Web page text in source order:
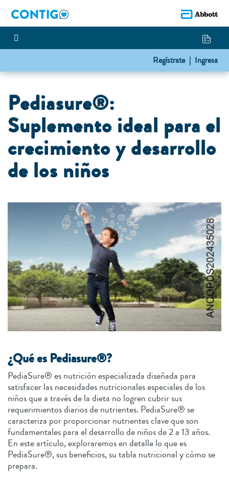
Regístrate | Ingresa
Pediasure®:
Suplemento ideal para el
crecimiento y desarrollo
de los niños
¿Qué es Pediasure®?
PediaSure® es nutrición especializada diseñada para
satisfacer las necesidades nutricionales especiales de los
niños que a través de la dieta no logren cubrir sus
requerimientos diarios de nutrientes. PediaSure® se
caracteriza por proporcionar nutrientes clave que son
fundamentales para el desarrollo de niños de 2 a 13 años.
En este artículo, exploraremos en detalle lo que es
PediaSure®, sus beneficios, su tabla nutricional y cómo se
prepara.